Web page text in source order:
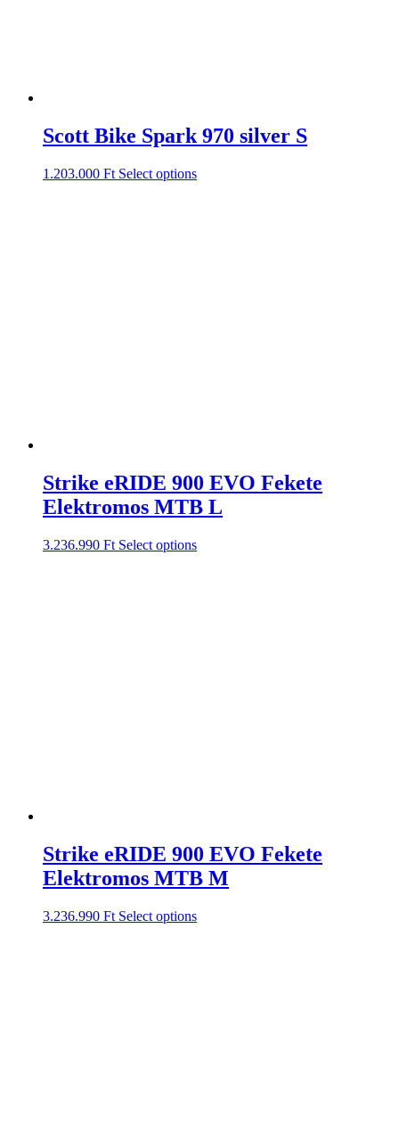
Scott Bike Spark 970 silver S
1.203.000 Ft Select options
Strike eRIDE 900 EVO Fekete
Elektromos MTB L
3.236.990 Ft Select options
Strike eRIDE 900 EVO Fekete
Elektromos MTB M
3.236.990 Ft Select options